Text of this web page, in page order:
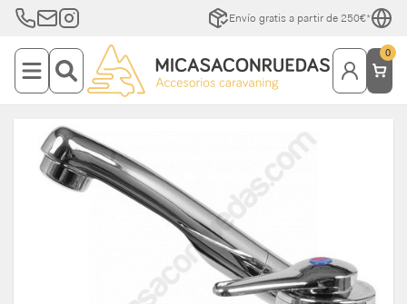
Envío gratis a partir de 250€*
0